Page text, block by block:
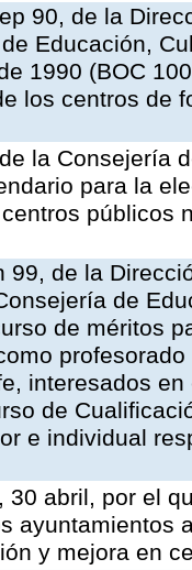
90, de la
Educación,
1990 (BOC
los centros de
la Consejería
para la
públicos
99, de la
de
de méritos
interesados
de
e individual
30 abril, por el
ayuntamientos
y mejora en